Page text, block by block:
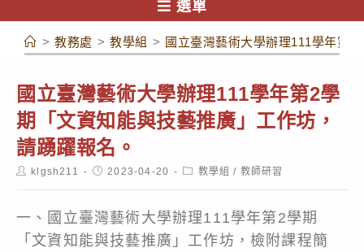
容
選單
> 教務處 > 教學組 > 國立臺灣藝術大學辦理111學年第
國立臺灣藝術大學辦理111學年第2學
期「文資知能與技藝推廣」工作坊，
請踴躍報名。
Postklgsh211
Post2023-04-20
Post教學組 / 教師研習
一、國立臺灣藝術大學辦理111學年第2學期
「文資知能與技藝推廣」工作坊，檢附課程簡